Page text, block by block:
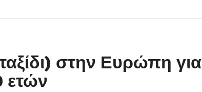
στην Ευρώπη για
ετών